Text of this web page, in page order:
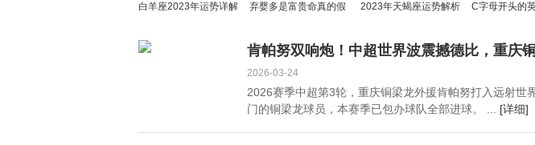
白羊座2023年运势详解
及全年运势
弃婴多是富贵命真的假
吗？
2023年天蝎座运势解析
C字母开头的
肯帕努双响炮！中超世界波震撼德比，重庆
2026-03-24
2026赛季中超第3轮，重庆铜梁龙外援肯帕努打入远射世
门的铜梁龙球员，本赛季已包办球队全部进球。 ... [详细]